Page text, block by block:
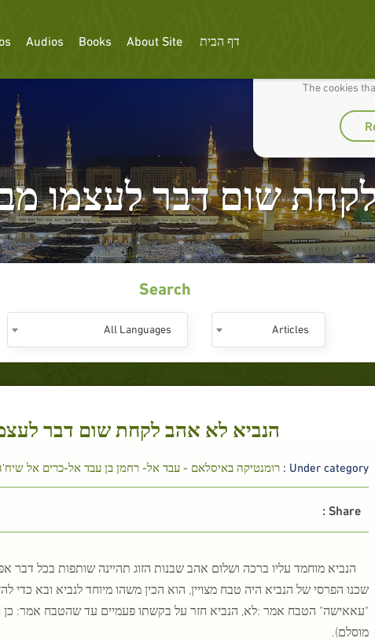
We use cookies to
The cookies
דף הבית About Site
Books
Audios
שום דבר לעצמו
Search
Articles
All Languages
הנביא לא אהב לקחת שום דבר
Under category : רומנטיקה באיסלאם - עבד אל- רחמן בן עבד אל-כרים אל
Share :
הנביא מוחמד עליו ברכה ושלום אהב שבנות הזוג תהיינה שותפות בכל דבר
שכנו הפרסי של הנביא היה טבח מצויין, הוא הכין משהו מיוחד לנביא ובא כדי
"עאאישה" הטבח אמר :לא, הנביא חזר על בקשתו פעמיים עד שהטבח אמר: כן
מוסלם).